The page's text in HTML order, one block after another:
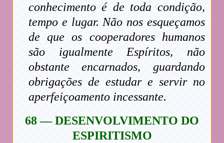
conhecimento é de toda condição,
tempo e lugar. Não nos esqueçamos
de que os cooperadores humanos
são igualmente Espíritos, não
obstante encarnados, guardando
obrigações de estudar e servir no
aperfeiçoamento incessante.
68 — DESENVOLVIMENTO DO
ESPIRITISMO